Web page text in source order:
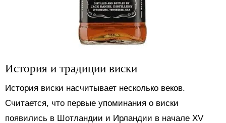
История и традиции виски
История виски насчитывает несколько веков.
Считается, что первые упоминания о виски
появились в Шотландии и Ирландии в начале XV